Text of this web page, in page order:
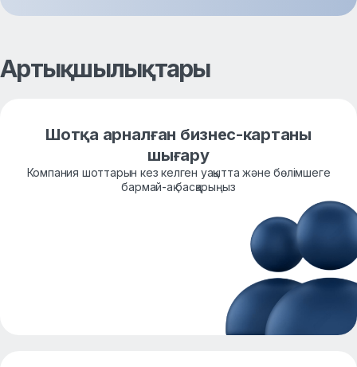
Артықшылықтары
Шотқа арналған бизнес-картаны
шығару
Компания шоттарын кез келген уақытта және бөлімшеге
бармай-ақ басқарыңыз